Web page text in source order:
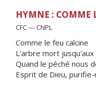
HYMNE : COMME
CFC — CNPL
Comme le feu calcine
L'arbre mort jusqu'aux
Quand le péché nous
Esprit de Dieu, purifie-